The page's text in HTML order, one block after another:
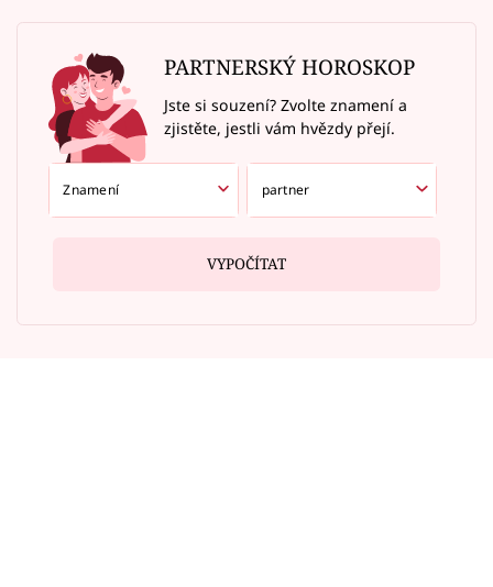
PARTNERSKÝ HOROSKOP
Jste si souzení? Zvolte znamení a
zjistěte, jestli vám hvězdy přejí.
VYPOČÍTAT